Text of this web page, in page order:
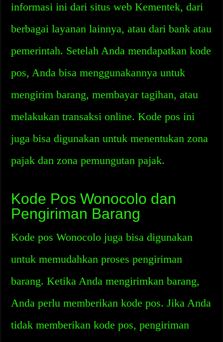
informasi ini dari situs web Kementek, dari
berbagai layanan lainnya, atau dari bank atau
pemerintah. Setelah Anda mendapatkan kode
pos, Anda bisa menggunakannya untuk
mengirim barang, membayar tagihan, atau
melakukan transaksi online. Kode pos ini
juga bisa digunakan untuk menentukan zona
pajak dan zona pemungutan pajak.
Kode Pos Wonocolo dan
Pengiriman Barang
Kode pos Wonocolo juga bisa digunakan
untuk memudahkan proses pengiriman
barang. Ketika Anda mengirimkan barang,
Anda perlu memberikan kode pos. Jika Anda
tidak memberikan kode pos, pengiriman